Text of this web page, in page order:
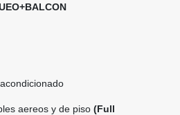
aereos y de piso (Full